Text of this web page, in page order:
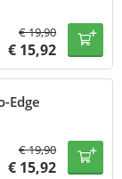
€19,90
€ 15,92
Edge
€19,90
€ 15,92